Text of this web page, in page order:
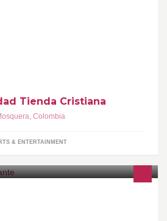
Tienda Cristiana
, Colombia
& ENTERTAINMENT